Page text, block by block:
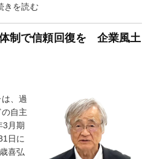
を読む
制で信頼回復を 企業風土
、過
自主
3月期
日に
喜弘